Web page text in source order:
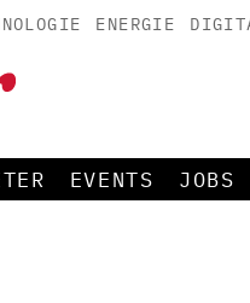
ENERGIE
EVENTS JOBS